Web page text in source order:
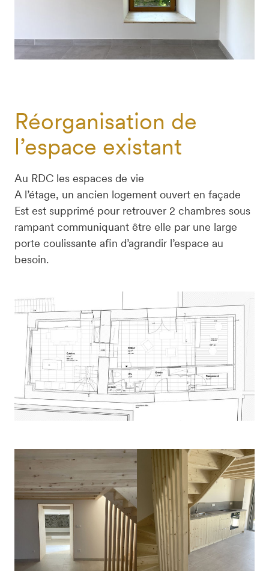
Réorganisation de
l’espace existant
Au RDC les espaces de vie
A l’étage, un ancien logement ouvert en façade
Est est supprimé pour retrouver 2 chambres sous
rampant communiquant être elle par une large
porte coulissante afin d’agrandir l’espace au
besoin.